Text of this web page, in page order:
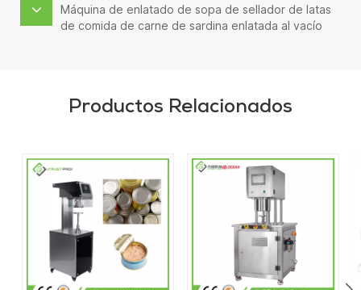
Máquina de enlatado de sopa de sellador de latas
de comida de carne de sardina enlatada al vacío
Productos Relacionados